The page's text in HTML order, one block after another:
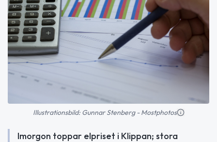
Illustrationsbild: Gunnar Stenberg - Mostphotos
Imorgon toppar elpriset i Klippan; stora